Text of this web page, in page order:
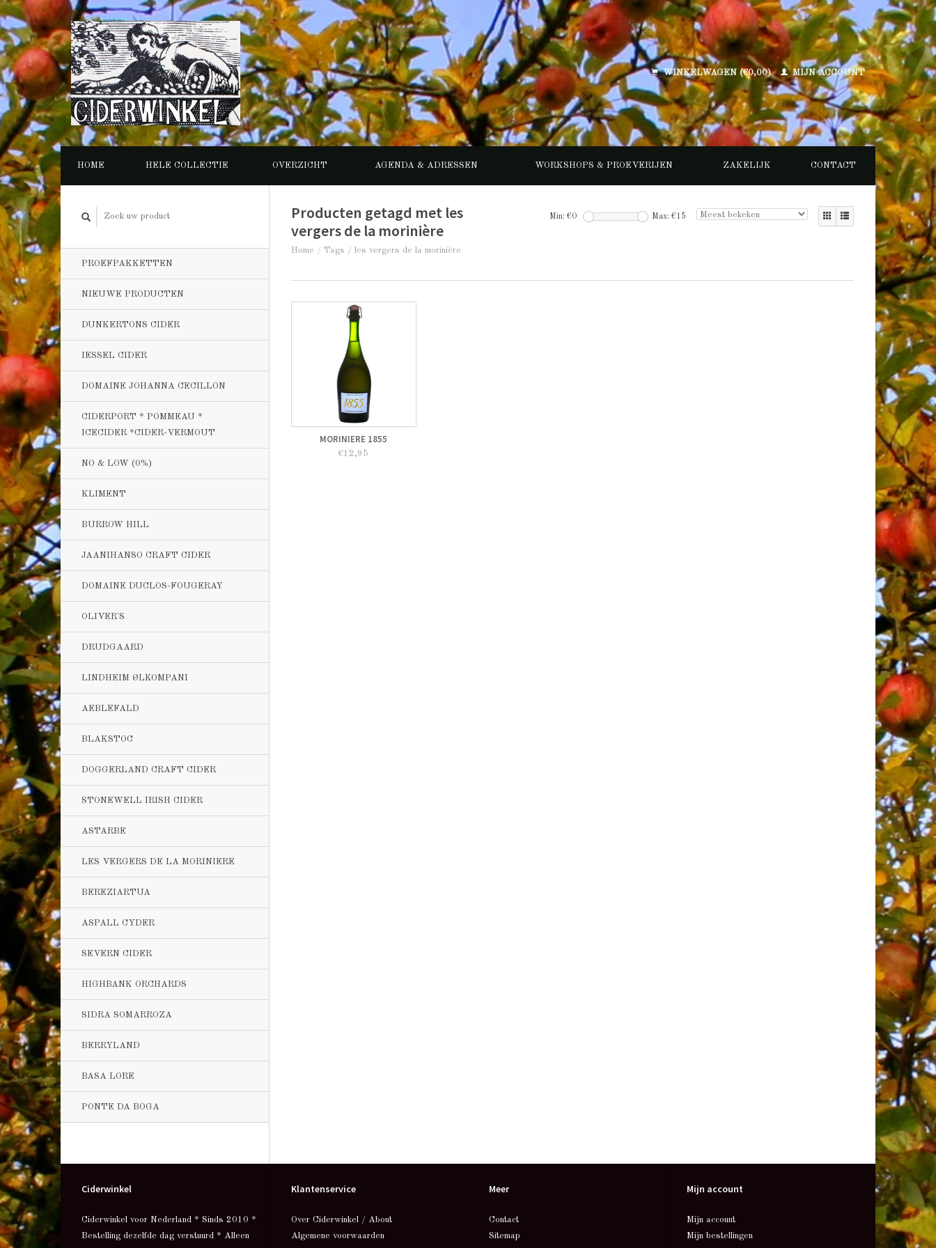
WINKELWAGEN (€0,00) MIJN ACCOUNT
HOME HELE COLLECTIE OVERZICHT AGENDA & ADRESSEN WORKSHOPS & PROEVERIJEN ZAKELIJK CONTACT
PROEFPAKKETTEN
NIEUWE PRODUCTEN
DUNKERTONS CIDER
IESSEL CIDER
DOMAINE JOHANNA CECILLON
CIDERPORT * POMMEAU *
ICECIDER *CIDER-VERMOUT
NO & LOW (0%)
KLIMENT
BURROW HILL
JAANIHANSO CRAFT CIDER
DOMAINE DUCLOS-FOUGERAY
OLIVER'S
DRUDGAARD
LINDHEIM ØLKOMPANI
AEBLEFALD
BLAKSTOC
DOGGERLAND CRAFT CIDER
STONEWELL IRISH CIDER
ASTARBE
LES VERGERS DE LA MORINIERE
BEREZIARTUA
ASPALL CYDER
SEVERN CIDER
HIGHBANK ORCHARDS
SIDRA SOMARROZA
BERRYLAND
BASA LORE
PONTE DA BOGA
Producten getagd met les
vergers de la morinière
Home / Tags / les vergers de la morinière
Min: €0 Max: €15
MORINIERE 1855
€12,95
Ciderwinkel
Ciderwinkel voor Nederland * Sinds 2010 *
Bestelling dezelfde dag verstuurd * Alleen
Klantenservice
Over Ciderwinkel / About
Algemene voorwaarden
Meer
Contact
Sitemap
Mijn account
Mijn account
Mijn bestellingen